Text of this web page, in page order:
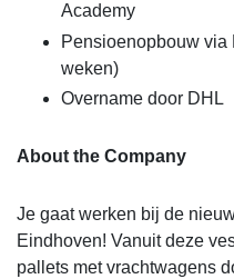
Academy
Pensioenopbouw via
weken)
Overname door DHL
About the Company
Je gaat werken bij de
Eindhoven! Vanuit deze
pallets met vrachtwagens